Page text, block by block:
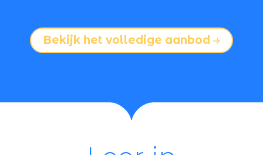
Bekijk het volledige aanbod